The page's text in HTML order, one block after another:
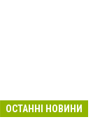
ОСТАННІ НОВИНИ